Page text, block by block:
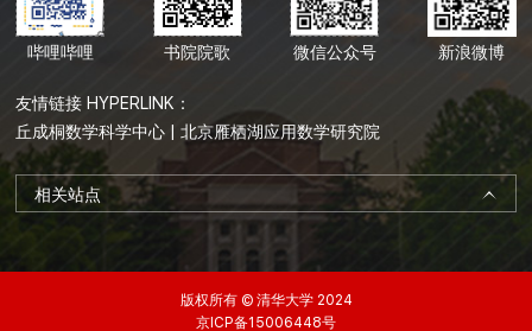
哔哩哔哩 书院院歌 微信公众号 新浪微博
友情链接 HYPERLINK：
丘成桐数学科学中心 |北京雁栖湖应用数学研究院
相关站点
版权所有 © 清华大学 2024
京ICP备15006448号